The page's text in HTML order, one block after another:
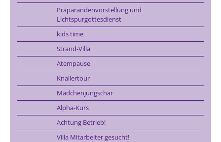
Präparandenvorstellung und
Lichtspurgottesdienst
kids time
Strand-Villa
Atempause
Knallertour
Mädchenjungschar
Alpha-Kurs
Achtung Betrieb!
Villa Mitarbeiter gesucht!